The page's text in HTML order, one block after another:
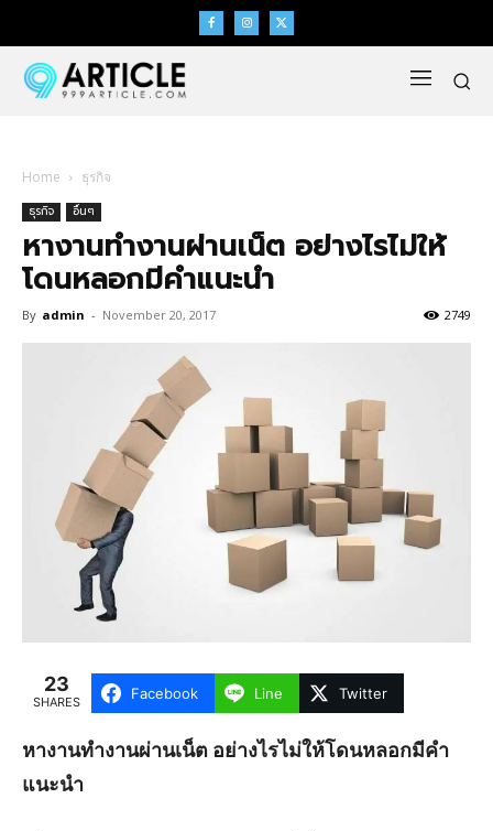
Home ธุรกิจ
ธุรกิจ อื่นๆ
หางานทํางานผ่านเน็ต อย่างไรไม่ให้
โดนหลอกมีคำแนะนำ
By admin - November 20, 2017 2749
23
SHARES
Facebook Line Twitter
หางานทํางานผ่านเน็ต อย่างไรไม่ให้โดนหลอกมีคำ
แนะนำ